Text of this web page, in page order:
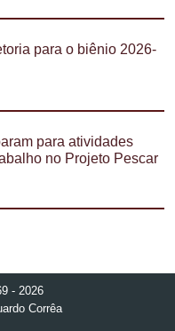
para o biênio 2026-
para atividades
no Projeto Pescar
- 2026
Corrêa